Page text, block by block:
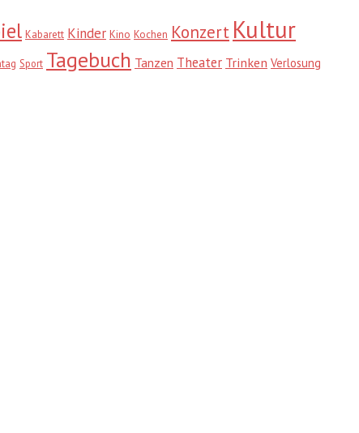
Kabarett Kinder Kino Kochen Konzert Kultur
Sport Tagebuch Tanzen Theater Trinken Verlosung